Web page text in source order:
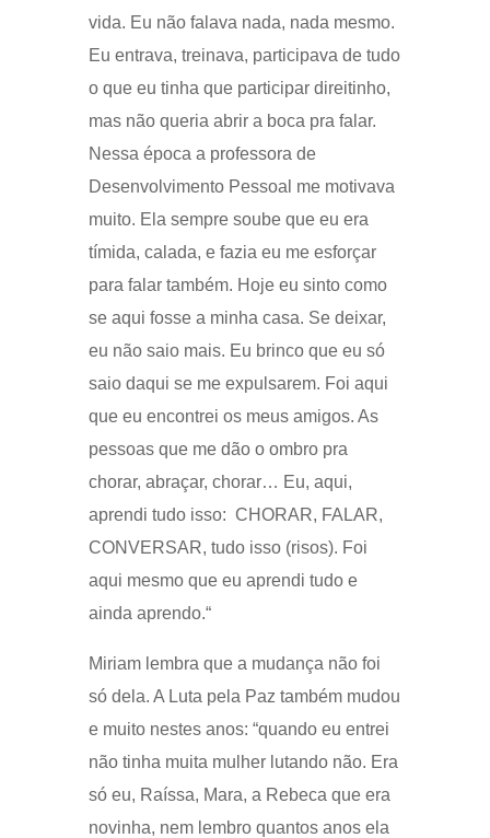
vida. Eu não falava nada, nada mesmo.
Eu entrava, treinava, participava de tudo
o que eu tinha que participar direitinho,
mas não queria abrir a boca pra falar.
Nessa época a professora de
Desenvolvimento Pessoal me motivava
muito. Ela sempre soube que eu era
tímida, calada, e fazia eu me esforçar
para falar também. Hoje eu sinto como
se aqui fosse a minha casa. Se deixar,
eu não saio mais. Eu brinco que eu só
saio daqui se me expulsarem. Foi aqui
que eu encontrei os meus amigos. As
pessoas que me dão o ombro pra
chorar, abraçar, chorar… Eu, aqui,
aprendi tudo isso: CHORAR, FALAR,
CONVERSAR, tudo isso (risos). Foi
aqui mesmo que eu aprendi tudo e
ainda aprendo.“
Miriam lembra que a mudança não foi
só dela. A Luta pela Paz também mudou
e muito nestes anos: “quando eu entrei
não tinha muita mulher lutando não. Era
só eu, Raíssa, Mara, a Rebeca que era
novinha, nem lembro quantos anos ela